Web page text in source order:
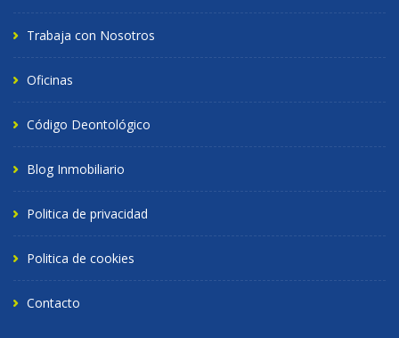
Trabaja con Nosotros
Oficinas
Código Deontológico
Blog Inmobiliario
Politica de privacidad
Politica de cookies
Contacto